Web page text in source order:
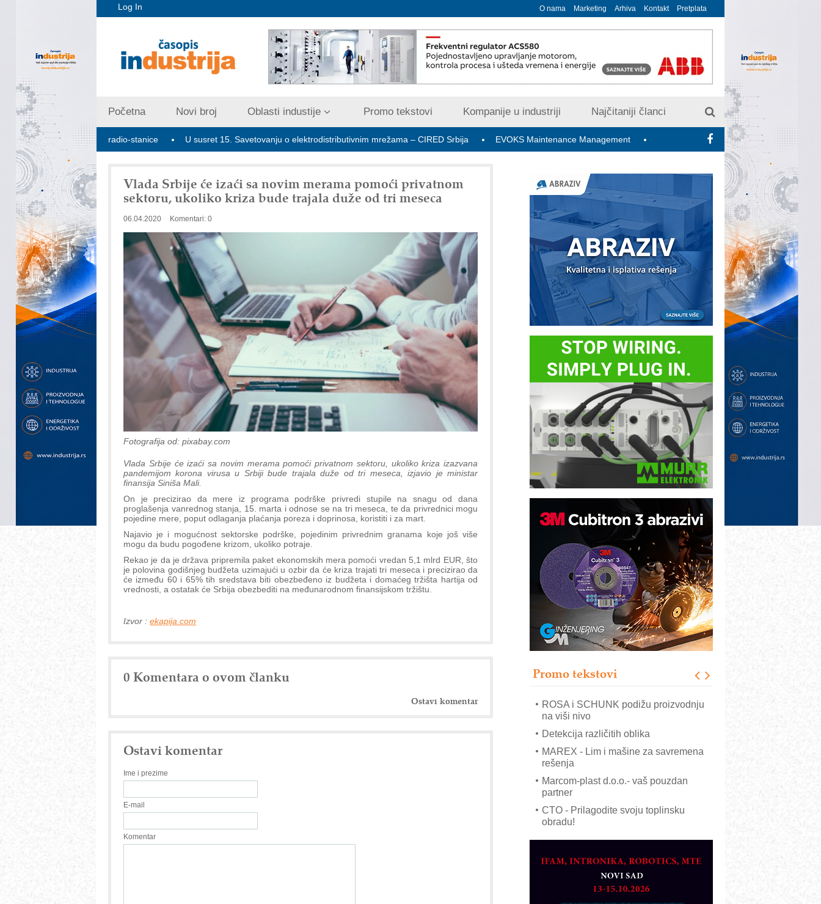
Log In O nama Marketing Arhiva Kontakt Pretplata
Početna Novi broj Oblasti industije Promo tekstovi Kompanije u industriji Najčitaniji članci
5G bazne radio-stanice U susret 15. Savetovanju o elektrodistributivnim mrežama – CIRED Srbija EVOKS Maintenance Management Putnici iz Srbije treba da budu na oprezu zbog
Vlada Srbije će izaći sa novim merama pomoći privatnom
sektoru, ukoliko kriza bude trajala duže od tri meseca
06.04.2020 Komentari: 0
Fotografija od: pixabay.com
Vlada Srbije će izaći sa novim merama pomoći privatnom sektoru, ukoliko kriza izazvana
pandemijom korona virusa u Srbiji bude trajala duže od tri meseca, izjavio je ministar
finansija Siniša Mali.
On je precizirao da mere iz programa podrške privredi stupile na snagu od dana
proglašenja vanrednog stanja, 15. marta i odnose se na tri meseca, te da privrednici mogu
pojedine mere, poput odlaganja plaćanja poreza i doprinosa, koristiti i za mart.
Najavio je i mogućnost sektorske podrške, pojedinim privrednim granama koje još više
mogu da budu pogođene krizom, ukoliko potraje.
Rekao je da je država pripremila paket ekonomskih mera pomoći vredan 5,1 mlrd EUR, što
je polovina godišnjeg budžeta uzimajući u ozbir da će kriza trajati tri meseca i precizirao da
će između 60 i 65% tih sredstava biti obezbeđeno iz budžeta i domaćeg tržišta hartija od
vrednosti, a ostatak će Srbija obezbediti na međunarodnom finansijskom tržištu.
Izvor : ekapija.com
0 Komentara o ovom članku
Ostavi komentar
Ostavi komentar
Ime i prezime
E-mail
Komentar
Promo tekstovi
Bezbednost na prvom mestu!
IB BLUMENAUER - više od 40 godina
poverenja u industriji
RMQ-TITAN ADVANCED INDICATOR
– Pametna signalizacija za efikasnije
upravljanje mašinama
Sigurnije ispitivanje transformatora u
solarnim elektranama i vetroparkovima
modernog i odgovornog građenja
ROSA i SCHUNK podižu proizvodnju
na viši nivo
Detekcija različitih oblika
MAREX - Lim i mašine za savremena
rešenja
Marcom-plast d.o.o.- vaš pouzdan
partner
CTO - Prilagodite svoju toplinsku
obradu!
Razvoj asortimanskog pravca MINI-
AUKOM: Svetski standard metrologije
dostupan u Srbiji